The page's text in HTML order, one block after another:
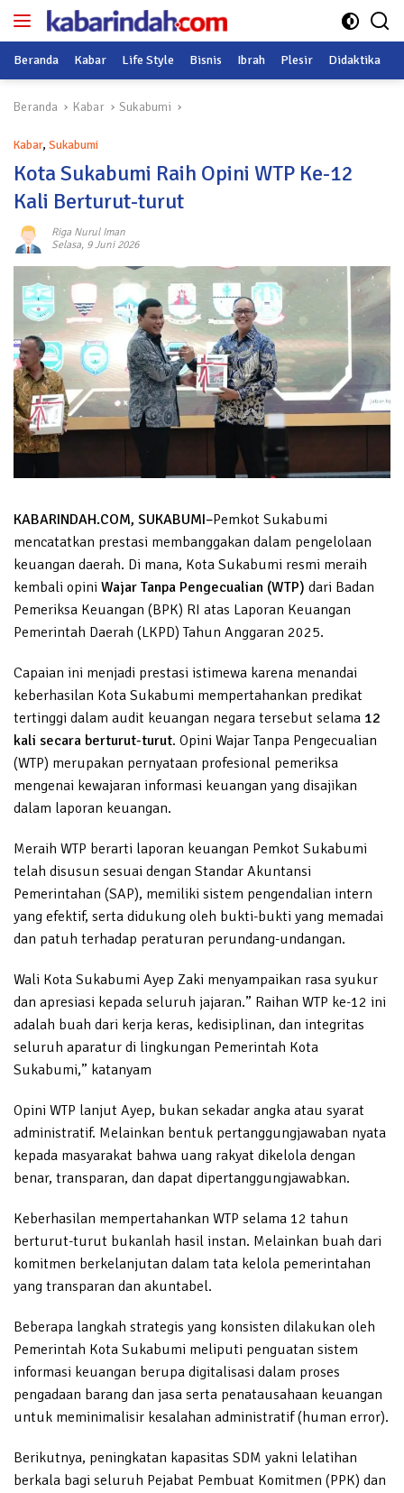
Langsung
Beranda Kabar Life Style Bisnis Ibrah Plesir Didaktika
Beranda Kabar Sukabumi
Kabar, Sukabumi
Kota Sukabumi Raih Opini WTP Ke-12
Kali Berturut-turut
Riga Nurul Iman
Selasa, 9 Juni 2026
KABARINDAH.COM, SUKABUMI–Pemkot Sukabumi
mencatatkan prestasi membanggakan dalam pengelolaan
keuangan daerah. Di mana, Kota Sukabumi resmi meraih
kembali opini Wajar Tanpa Pengecualian (WTP) dari Badan
Pemeriksa Keuangan (BPK) RI atas Laporan Keuangan
Pemerintah Daerah (LKPD) Tahun Anggaran 2025.
Capaian ini menjadi prestasi istimewa karena menandai
keberhasilan Kota Sukabumi mempertahankan predikat
tertinggi dalam audit keuangan negara tersebut selama 12
kali secara berturut-turut. Opini Wajar Tanpa Pengecualian
(WTP) merupakan pernyataan profesional pemeriksa
mengenai kewajaran informasi keuangan yang disajikan
dalam laporan keuangan.
Meraih WTP berarti laporan keuangan Pemkot Sukabumi
telah disusun sesuai dengan Standar Akuntansi
Pemerintahan (SAP), memiliki sistem pengendalian intern
yang efektif, serta didukung oleh bukti-bukti yang memadai
dan patuh terhadap peraturan perundang-undangan.
Wali Kota Sukabumi Ayep Zaki menyampaikan rasa syukur
dan apresiasi kepada seluruh jajaran.” Raihan WTP ke-12 ini
adalah buah dari kerja keras, kedisiplinan, dan integritas
seluruh aparatur di lingkungan Pemerintah Kota
Sukabumi,” katanyam
Opini WTP lanjut Ayep, bukan sekadar angka atau syarat
administratif. Melainkan bentuk pertanggungjawaban nyata
kepada masyarakat bahwa uang rakyat dikelola dengan
benar, transparan, dan dapat dipertanggungjawabkan.
Keberhasilan mempertahankan WTP selama 12 tahun
berturut-turut bukanlah hasil instan. Melainkan buah dari
komitmen berkelanjutan dalam tata kelola pemerintahan
yang transparan dan akuntabel.
Beberapa langkah strategis yang konsisten dilakukan oleh
Pemerintah Kota Sukabumi meliputi penguatan sistem
informasi keuangan berupa digitalisasi dalam proses
pengadaan barang dan jasa serta penatausahaan keuangan
untuk meminimalisir kesalahan administratif (human error).
Berikutnya, peningkatan kapasitas SDM yakni lelatihan
berkala bagi seluruh Pejabat Pembuat Komitmen (PPK) dan